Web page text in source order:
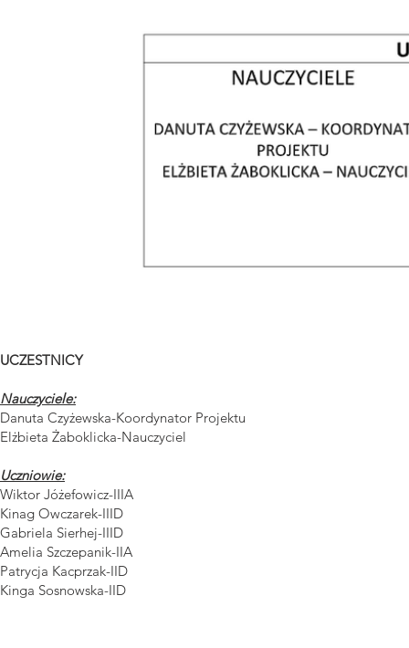
UCZESTNICY
Nauczyciele:
Danuta Czyżewska-Koordynator Projektu
Elżbieta Żaboklicka-Nauczyciel
Uczniowie:
Wiktor Jóżefowicz-IIIA
Kinag Owczarek-IIID
Gabriela Sierhej-IIID
Amelia Szczepanik-IIA
Patrycja Kacprzak-IID
Kinga Sosnowska-IID